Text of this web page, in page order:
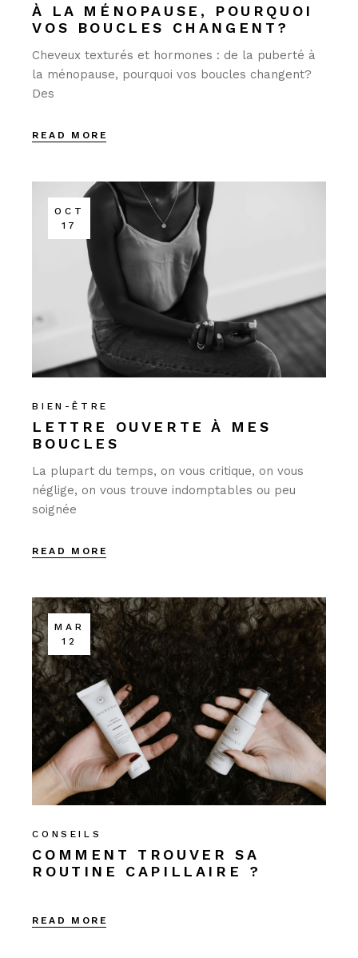
À LA MÉNOPAUSE, POURQUOI
VOS BOUCLES CHANGENT?
Cheveux texturés et hormones : de la puberté à
la ménopause, pourquoi vos boucles changent?
Des
READ MORE
OCT
17
BIEN-ÊTRE
LETTRE OUVERTE À MES
BOUCLES
La plupart du temps, on vous critique, on vous
néglige, on vous trouve indomptables ou peu
soignée
READ MORE
MAR
12
CONSEILS
COMMENT TROUVER SA
ROUTINE CAPILLAIRE ?
READ MORE